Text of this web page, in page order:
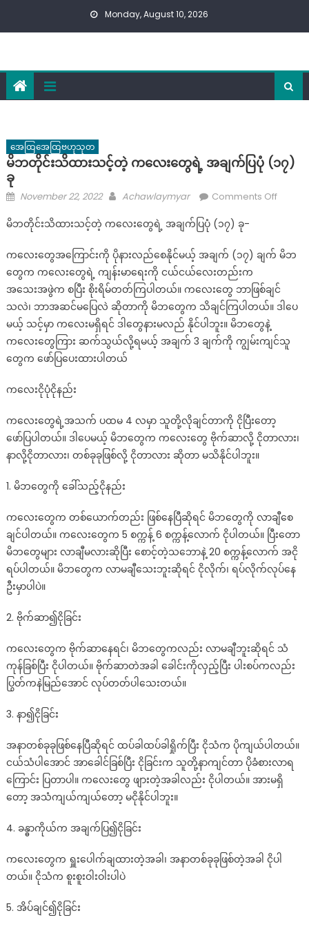
Monday, August 10, 2026
အေထြအေထြဗဟုသုတ
မိဘတိုင်းသိထားသင့်တဲ့ ကလေးတွေရဲ့ အချက်ပြပုံ (၁၇)
ခု
Posted
November 22, 2022 Author
Achawlaymyar Comments Offon
ထား
တဲ့
ကလေး
ရဲ့
အချက်
မိဘတိုင်းသိထားသင့်တဲ့ ကလေးတွေရဲ့ အချက်ပြပုံ (၁၇) ခု-
ကလေးတွေအကြောင်းကို ပိုနားလည်စေနိုင်မယ့် အချက် (၁၇) ချက် မိဘ
တွေက ကလေးတွေရဲ့ ကျန်းမာရေးကို ငယ်ငယ်လေးတည်းက
အသေးအဖွဲက စပြီး စိုးရိမ်တတ်ကြပါတယ်။ ကလေးတွေ ဘာဖြစ်ချင်
သလဲ၊ ဘာအဆင်မပြေလဲ ဆိုတာကို မိဘတွေက သိချင်ကြပါတယ်။ ဒါပေ
မယ့် သင့်မှာ ကလေးမရှိရင် ဒါတွေနားမလည် နိုင်ပါဘူး။ မိဘတွေနဲ့
ကလေးတွေကြား ဆက်သွယ်လို့ရမယ့် အချက် 3 ချက်ကို ကျွမ်းကျင်သူ
တွေက ဖော်ပြပေးထားပါတယ်
ကလေးငိုပုံငိုနည်း
ကလေးတွေရဲ့အသက် ပထမ 4 လမှာ သူတို့လိုချင်တာကို ငိုပြီးတော့
ဖော်ပြပါတယ်။ ဒါပေမယ့် မိဘတွေက ကလေးတွေ ဗိုက်ဆာလို့ ငိုတာလား၊
နာလို့ငိုတာလား၊ တစ်ခုခုဖြစ်လို့ ငိုတာလား ဆိုတာ မသိနိုင်ပါဘူး။
1. မိဘတွေကို ခေါ်သည့်ငိုနည်း
ကလေးတွေက တစ်ယောက်တည်း ဖြစ်နေပြီဆိုရင် မိဘတွေကို လာချီစေ
ချင်ပါတယ်။ ကလေးတွေက 5 စက္ကန့် 6 စက္ကန့်လောက် ငိုပါတယ်။ ပြီးတော
မိဘတွေများ လာချီမလားဆိုပြီး စောင့်တဲ့သဘောနဲ့ 20 စက္ကန့်လောက် အငို
ရပ်ပါတယ်။ မိဘတွေက လာမချီသေးဘူးဆိုရင် ငိုလိုက်၊ ရပ်လိုက်လုပ်နေ
ဦးမှာပါပဲ။
2. ဗိုက်ဆာ၍ငိုခြင်း
ကလေးတွေက ဗိုက်ဆာနေရင်၊ မိဘတွေကလည်း လာမချီဘူးဆိုရင် သံ
ကုန်ခြစ်ပြီး ငိုပါတယ်။ ဗိုက်ဆာတဲအခါ ခေါင်းကိုလှည့်ပြီး ပါးစပ်ကလည်း
ပြွတ်ကနဲမြည်အောင် လုပ်တတ်ပါသေးတယ်။
3. နာ၍ငိုခြင်း
အနာတစ်ခုခုဖြစ်နေပြီဆိုရင် ထပ်ခါထပ်ခါရှိုက်ပြီး ငိုသံက ပိုကျယ်ပါတယ်။
ငယ်သံပါအောင် အာခေါင်ခြစ်ပြီး ငိုခြင်းက သူတို့နာကျင်တာ ပိုခံစားလာရ
ကြောင်း ပြတာပါ။ ကလေးတွေ ဖျားတဲ့အခါလည်း ငိုပါတယ်။ အားမရှိ
တော့ အသံကျယ်ကျယ်တော့ မငိုနိုင်ပါဘူး။
4. ခန္ဓာကိုယ်က အချက်ပြ၍ငိုခြင်း
ကလေးတွေက ရှူးပေါက်ချထားတဲ့အခါ၊ အနာတစ်ခုခုဖြစ်တဲ့အခါ ငိုပါ
တယ်။ ငိုသံက စူးစူးဝါးဝါးပါပဲ
5. အိပ်ချင်၍ငိုခြင်း